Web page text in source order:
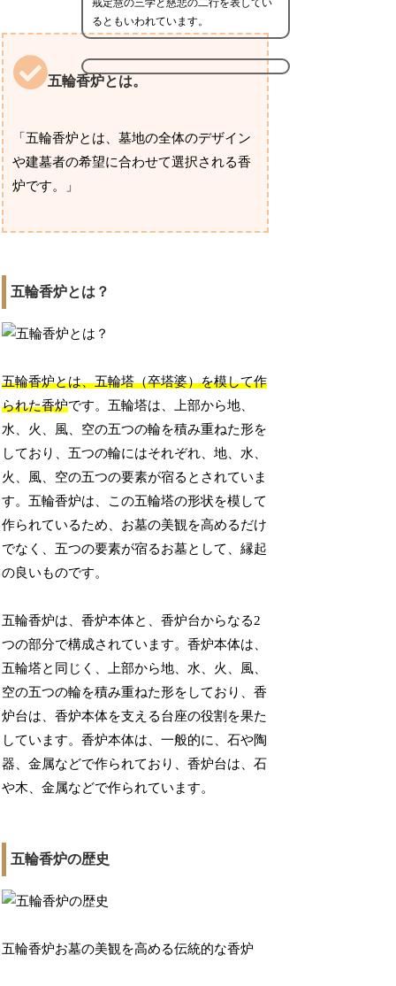
戒定慧の三学と慈悲の二行を表してい
るともいわれています。
五輪香炉とは。
「五輪香炉とは、墓地の全体のデザイン
や建墓者の希望に合わせて選択される香
炉です。」
五輪香炉とは？
五輪香炉とは、五輪塔（卒塔婆）を模して作
られた香炉です。五輪塔は、上部から地、
水、火、風、空の五つの輪を積み重ねた形を
しており、五つの輪にはそれぞれ、地、水、
火、風、空の五つの要素が宿るとされていま
す。五輪香炉は、この五輪塔の形状を模して
作られているため、お墓の美観を高めるだけ
でなく、五つの要素が宿るお墓として、縁起
の良いものです。
五輪香炉は、香炉本体と、香炉台からなる2
つの部分で構成されています。香炉本体は、
五輪塔と同じく、上部から地、水、火、風、
空の五つの輪を積み重ねた形をしており、香
炉台は、香炉本体を支える台座の役割を果た
しています。香炉本体は、一般的に、石や陶
器、金属などで作られており、香炉台は、石
や木、金属などで作られています。
五輪香炉の歴史
五輪香炉お墓の美観を高める伝統的な香炉